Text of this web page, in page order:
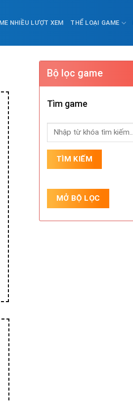
NHIỀU LƯỢT XEM THỂ LOẠI GAME
Bộ lọc game
Tìm game